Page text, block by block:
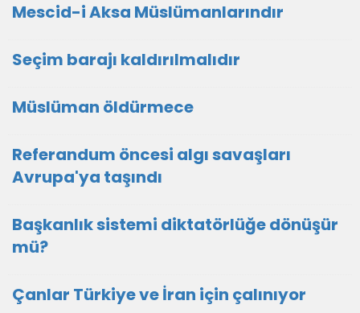
Mescid-i Aksa Müslümanlarındır
Seçim barajı kaldırılmalıdır
Müslüman öldürmece
Referandum öncesi algı savaşları
Avrupa'ya taşındı
Başkanlık sistemi diktatörlüğe dönüşür
mü?
Çanlar Türkiye ve İran için çalınıyor